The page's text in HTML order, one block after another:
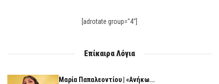
[adrotate group="4"]
Επίκαιρα Λόγια
Μαρία Παπαλεοντίου | «Ανήκω...